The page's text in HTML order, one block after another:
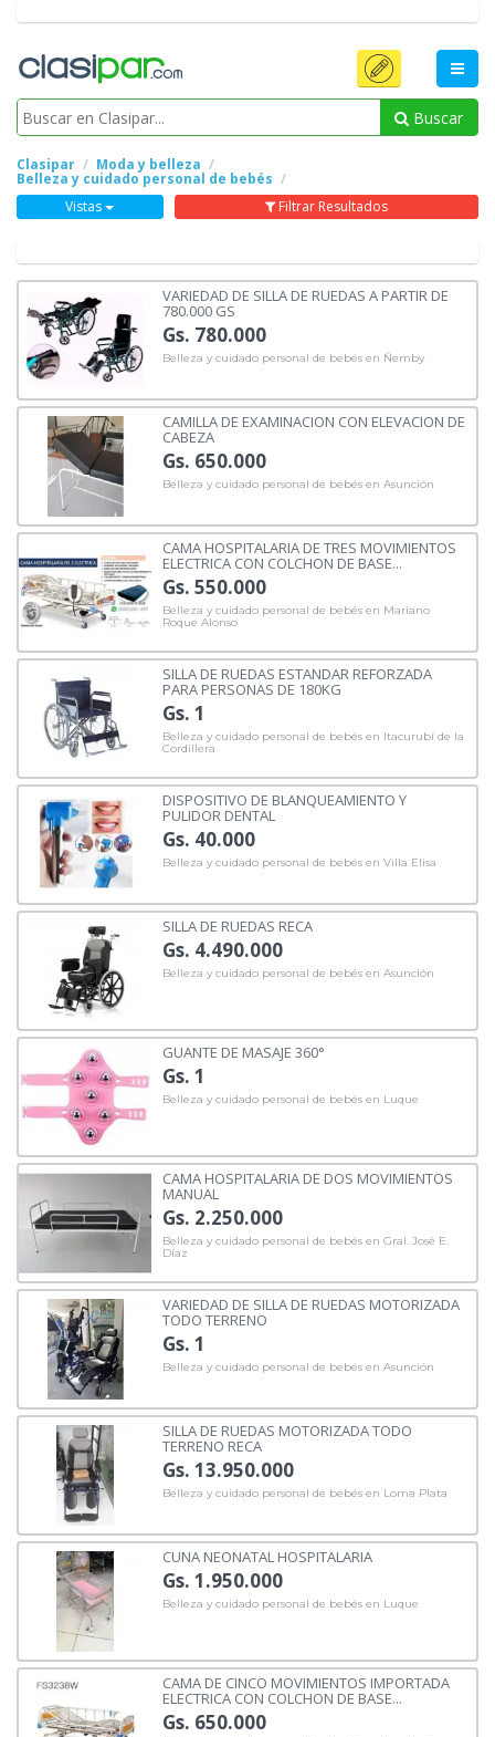
Buscar
Clasipar Moda y belleza
Belleza y cuidado personal de bebés
Vistas
Filtrar Resultados
VARIEDAD DE SILLA DE RUEDAS A PARTIR DE
780.000 GS
Gs. 780.000
Belleza y cuidado personal de bebés en Ñemby
CAMILLA DE EXAMINACION CON ELEVACION DE
CABEZA
Gs. 650.000
Belleza y cuidado personal de bebés en Asunción
CAMA HOSPITALARIA DE TRES MOVIMIENTOS
ELECTRICA CON COLCHON DE BASE...
Gs. 550.000
Belleza y cuidado personal de bebés en Mariano
Roque Alonso
SILLA DE RUEDAS ESTANDAR REFORZADA
PARA PERSONAS DE 180KG
Gs. 1
Belleza y cuidado personal de bebés en Itacurubí de la
Cordillera
DISPOSITIVO DE BLANQUEAMIENTO Y
PULIDOR DENTAL
Gs. 40.000
Belleza y cuidado personal de bebés en Villa Elisa
SILLA DE RUEDAS RECA
Gs. 4.490.000
Belleza y cuidado personal de bebés en Asunción
GUANTE DE MASAJE 360°
Gs. 1
Belleza y cuidado personal de bebés en Luque
CAMA HOSPITALARIA DE DOS MOVIMIENTOS
MANUAL
Gs. 2.250.000
Belleza y cuidado personal de bebés en Gral. José E.
Díaz
VARIEDAD DE SILLA DE RUEDAS MOTORIZADA
TODO TERRENO
Gs. 1
Belleza y cuidado personal de bebés en Asunción
SILLA DE RUEDAS MOTORIZADA TODO
TERRENO RECA
Gs. 13.950.000
Belleza y cuidado personal de bebés en Loma Plata
CUNA NEONATAL HOSPITALARIA
Gs. 1.950.000
Belleza y cuidado personal de bebés en Luque
CAMA DE CINCO MOVIMIENTOS IMPORTADA
ELECTRICA CON COLCHON DE BASE...
Gs. 650.000